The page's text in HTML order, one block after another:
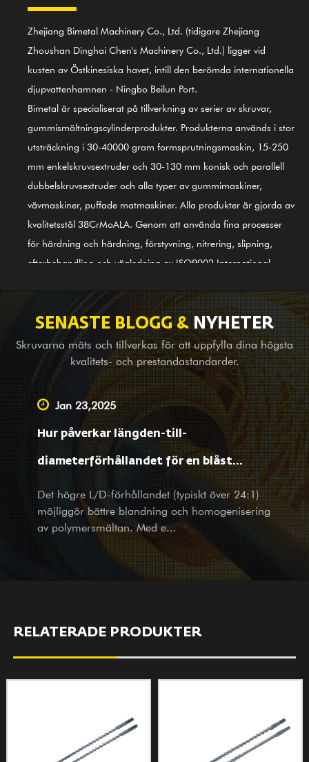
Zhejiang Bimetal Machinery Co., Ltd. (tidigare Zhejiang
Zhoushan Dinghai Chen's Machinery Co., Ltd.) ligger vid
kusten av Östkinesiska havet, intill den berömda internationella
djupvattenhamnen - Ningbo Beilun Port.
Bimetal är specialiserat på tillverkning av serier av skruvar,
gummismältningscylinderprodukter. Produkterna används i stor
utsträckning i 30-40000 gram formsprutningsmaskin, 15-250
mm enkelskruvsextruder och 30-130 mm konisk och parallell
dubbelskruvsextruder och alla typer av gummimaskiner,
vävmaskiner, puffade matmaskiner. Alla produkter är gjorda av
kvalitetsstål 38CrMoALA. Genom att använda fina processer
för härdning och härdning, förstyvning, nitrering, slipning,
efterbehandling och vägledning av ISO9002 International
internationella standarder. GⅡ 113 nickelbaserad legering
(senaste 3# stål) skruvcylinder är också en av våra första
produkter; den är tillämplig för legeringsbimetallsvetsning
(PTA). Förutom att tillhandahålla balansutrustning för
kompletta maskinföretag utomlands, är vi också en ledande
leverantör som utför OEM-service, besiktnings- och
karteringshjälp, samt designtjänster för stora och små företag
på hemmaplan. Oavsett om du är vår befintliga partner eller
potentiella kund, med produkter och tjänster välkomnar vi ditt
besök och förfrågningar varmt med våra helhjärtade och
omtänksamma tjänster.
SENASTE BLOGG & NYHETER
Skruvarna mäts och tillverkas för att uppfylla dina högsta
kvalitets- och prestandastandarder.
Jan 23,2025
Hur påverkar längden-till-
diameterförhållandet för en blåst
filmextruderskruv materialbehandling
och filmegenskaper?
Det högre L/D-förhållandet (typiskt över 24:1)
möjliggör bättre blandning och homogenisering
av polymersmältan. Med e...
RELATERADE PRODUKTER